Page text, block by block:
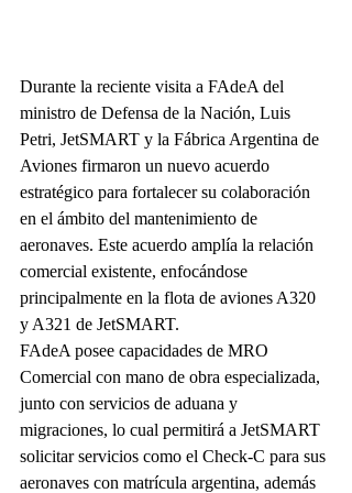
Durante la reciente visita a FAdeA del
ministro de Defensa de la Nación, Luis
Petri, JetSMART y la Fábrica Argentina de
Aviones firmaron un nuevo acuerdo
estratégico para fortalecer su colaboración
en el ámbito del mantenimiento de
aeronaves. Este acuerdo amplía la relación
comercial existente, enfocándose
principalmente en la flota de aviones A320
y A321 de JetSMART.
FAdeA posee capacidades de MRO
Comercial con mano de obra especializada,
junto con servicios de aduana y
migraciones, lo cual permitirá a JetSMART
solicitar servicios como el Check-C para sus
aeronaves con matrícula argentina, además